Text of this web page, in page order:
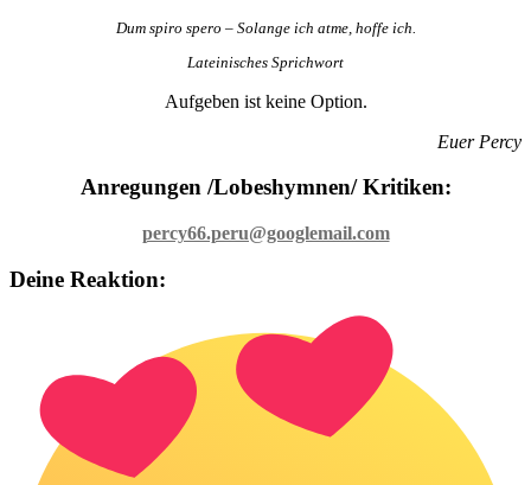
Dum spiro spero – Solange ich atme, hoffe ich.
Lateinisches Sprichwort
Aufgeben ist keine Option.
Euer Percy
Anregungen /Lobeshymnen/ Kritiken:
percy66.peru@googlemail.com
Deine Reaktion: